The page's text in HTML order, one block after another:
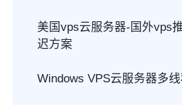
美国vps云服务器-国外vps
迟方案
Windows VPS云服务器多